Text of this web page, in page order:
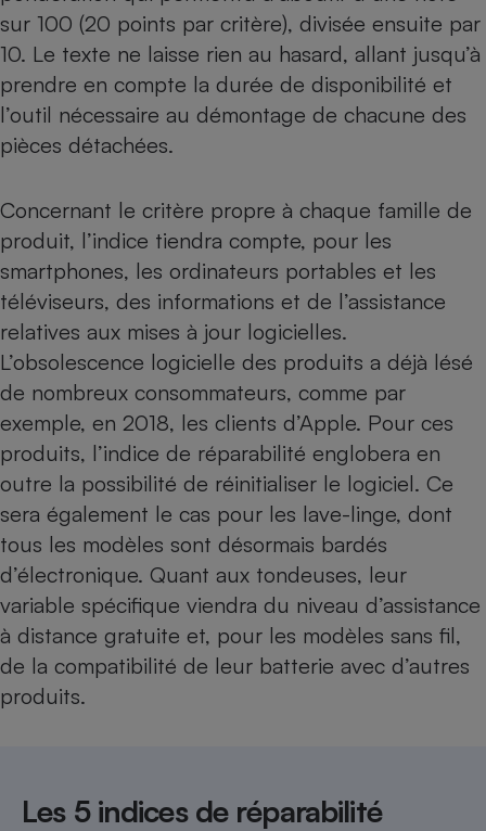
sur 100 (20 points par critère), divisée ensuite par
10. Le texte ne laisse rien au hasard, allant jusqu’à
prendre en compte la durée de disponibilité et
l’outil nécessaire au démontage de chacune des
pièces détachées.
Concernant le critère propre à chaque famille de
produit, l’indice tiendra compte, pour les
smartphones, les ordinateurs portables et les
téléviseurs, des informations et de l’assistance
relatives aux mises à jour logicielles.
L’obsolescence logicielle des produits a déjà lésé
de nombreux consommateurs, comme par
exemple, en 2018, les clients d’Apple. Pour ces
produits, l’indice de réparabilité englobera en
outre la possibilité de réinitialiser le logiciel. Ce
sera également le cas pour les lave-linge, dont
tous les modèles sont désormais bardés
d’électronique. Quant aux tondeuses, leur
variable spécifique viendra du niveau d’assistance
à distance gratuite et, pour les modèles sans fil,
de la compatibilité de leur batterie avec d’autres
produits.
Les 5 indices de réparabilité